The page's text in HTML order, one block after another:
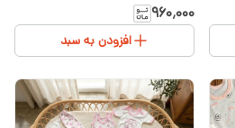
خرگوش صورتی | در سیسمونی شیدا
۹۶۰٬۰۰۰
افزودن به سبد